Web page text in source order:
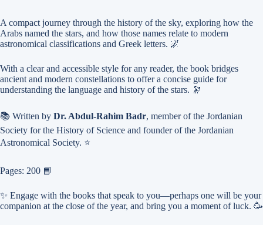
A compact journey through the history of the sky, exploring how the
Arabs named the stars, and how those names relate to modern
astronomical classifications and Greek letters. 🌌
With a clear and accessible style for any reader, the book bridges
ancient and modern constellations to offer a concise guide for
understanding the language and history of the stars. 🔭
📚 Written by Dr. Abdul-Rahim Badr, member of the Jordanian
Society for the History of Science and founder of the Jordanian
Astronomical Society. ⭐
Pages: 200 📘
✨ Engage with the books that speak to you—perhaps one will be your
companion at the close of the year, and bring you a moment of luck. 🥳